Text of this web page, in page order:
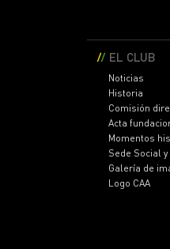
EL CLUB
Noticias
Historia
Comisión
Acta
Momentos
Sede Social
Galería de
Logo CAA